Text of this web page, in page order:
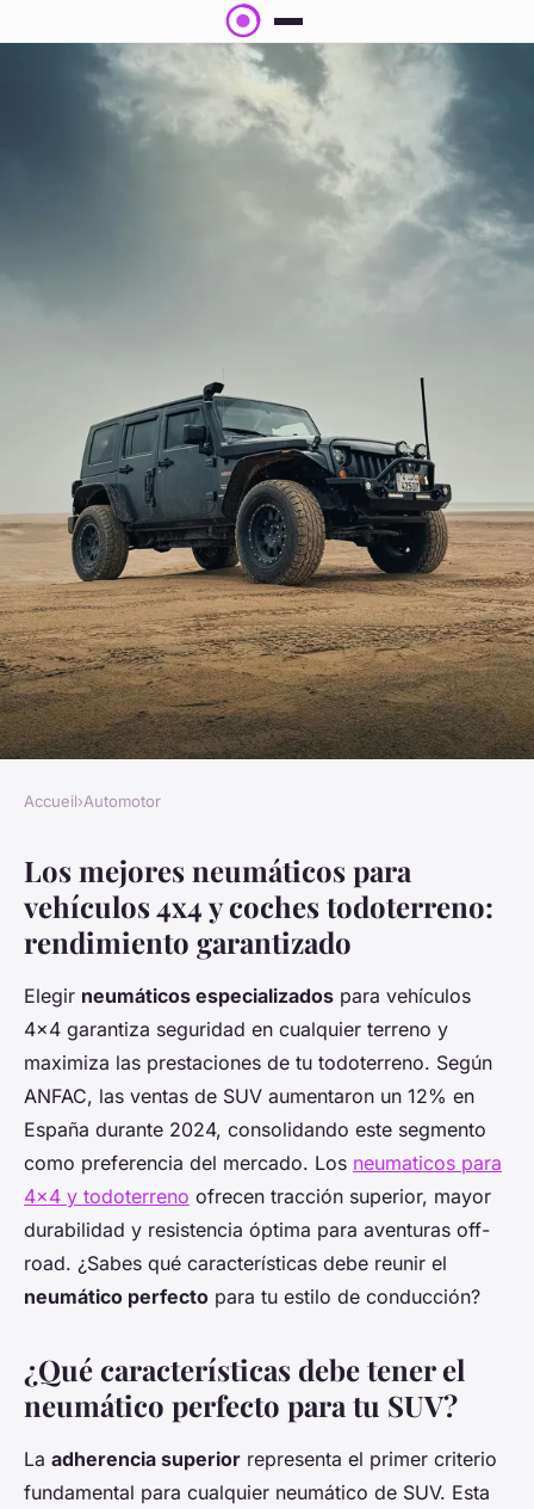
Neumáticos 4x4 y todoterreno:
calidad y ofertas imperdibles
Accueil›Automotor
Los mejores neumáticos para
vehículos 4x4 y coches todoterreno:
rendimiento garantizado
Elegir neumáticos especializados para vehículos
4x4 garantiza seguridad en cualquier terreno y
maximiza las prestaciones de tu todoterreno. Según
ANFAC, las ventas de SUV aumentaron un 12% en
España durante 2024, consolidando este segmento
como preferencia del mercado. Los neumaticos para
4x4 y todoterreno ofrecen tracción superior, mayor
durabilidad y resistencia óptima para aventuras off-
road. ¿Sabes qué características debe reunir el
neumático perfecto para tu estilo de conducción?
¿Qué características debe tener el
neumático perfecto para tu SUV?
La adherencia superior representa el primer criterio
fundamental para cualquier neumático de SUV. Esta